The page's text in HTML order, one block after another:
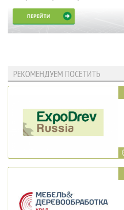
РЕКОМЕНДУЕМ ПОСЕТИТЬ